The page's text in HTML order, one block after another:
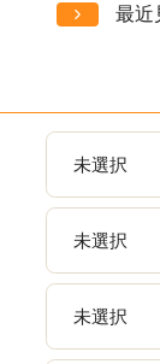
最近
未選択
未選択
未選択